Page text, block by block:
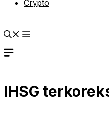
Crypto
IHSG